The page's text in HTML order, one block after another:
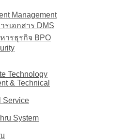
Management
รเอกสาร DMS
ารธุรกิจ BPO
Technology
& Technical
Service
System